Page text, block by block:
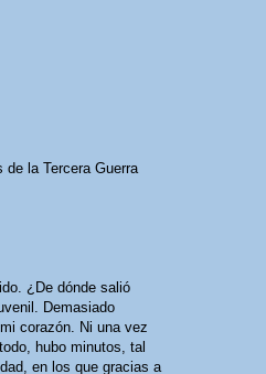
la Tercera Guerra
¿De dónde salió
Demasiado
corazón. Ni una vez
hubo minutos, tal
en los que gracias a